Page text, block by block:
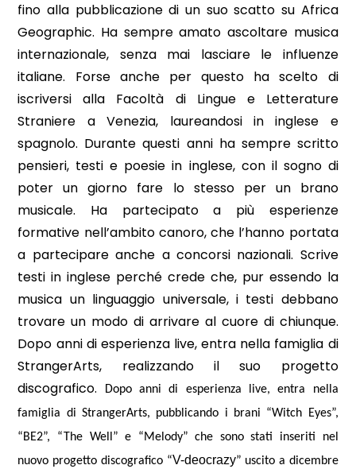
fino alla pubblicazione di un suo scatto su Africa
Geographic. Ha sempre amato ascoltare musica
internazionale, senza mai lasciare le influenze
italiane. Forse anche per questo ha scelto di
iscriversi alla Facoltà di Lingue e Letterature
Straniere a Venezia, laureandosi in inglese e
spagnolo. Durante questi anni ha sempre scritto
pensieri, testi e poesie in inglese, con il sogno di
poter un giorno fare lo stesso per un brano
musicale. Ha partecipato a più esperienze
formative nell’ambito canoro, che l’hanno portata
a partecipare anche a concorsi nazionali. Scrive
testi in inglese perché crede che, pur essendo la
musica un linguaggio universale, i testi debbano
trovare un modo di arrivare al cuore di chiunque.
Dopo anni di esperienza live, entra nella famiglia di
StrangerArts, realizzando il suo progetto
discografico.
Dopo anni di esperienza live, entra nella
famiglia di StrangerArts, pubblicando i brani “Witch Eyes”,
“BE2”, “The Well” e “Melody” che sono stati inseriti nel
nuovo progetto discografico “V-deocrazy” uscito a dicembre